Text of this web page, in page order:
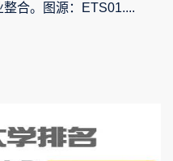
合。图源：ETS01....